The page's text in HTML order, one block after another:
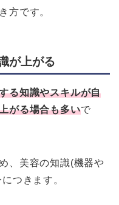
方です。
が上がる
る知識やスキルが自
がる場合も多いで
、美容の知識(機器や
つきます。